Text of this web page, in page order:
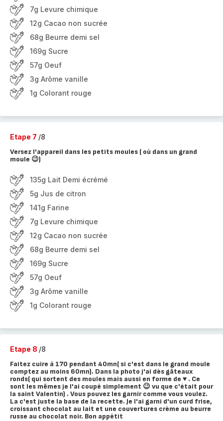
7g Levure chimique
12g Cacao non sucrée
68g Beurre demi sel
169g Sucre
57g Oeuf
3g Arôme vanille
1g Colorant rouge
Etape 7 /8
Versez l'appareil dans les petits moules ( où dans un grand
moule 😉)
135g Lait Demi écrémé
5g Jus de citron
141g Farine
7g Levure chimique
12g Cacao non sucrée
68g Beurre demi sel
169g Sucre
57g Oeuf
3g Arôme vanille
1g Colorant rouge
Etape 8 /8
Faitez cuire à 170 pendant 40mn( si c'est dans le grand moule
comptez au moins 60mn). Dans la photo j'ai dès gâteaux
ronds( qui sortent des moules mais aussi en forme de ♥️ . Ce
sont les mêmes je l'ai coupé simplement 😉 vu que c'était pour
la saint Valentin) . Vous pouvez les garnir comme vous voulez.
La c'est juste la base de la recette. Je l'ai garni d'un curd frise,
croissant chocolat au lait et une couvertures crème au beurre
russe au chocolat noir. Bon appétit